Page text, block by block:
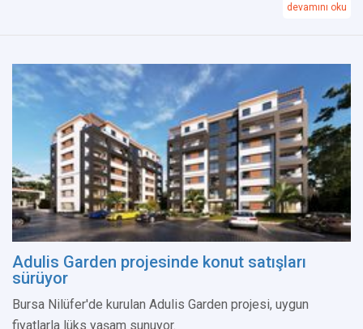
devamını oku
Adulis Garden projesinde konut satışları
sürüyor
Bursa Nilüfer'de kurulan Adulis Garden projesi, uygun
fiyatlarla lüks yaşam sunuyor.